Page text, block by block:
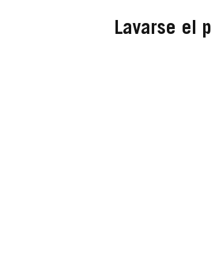
Lavarse el